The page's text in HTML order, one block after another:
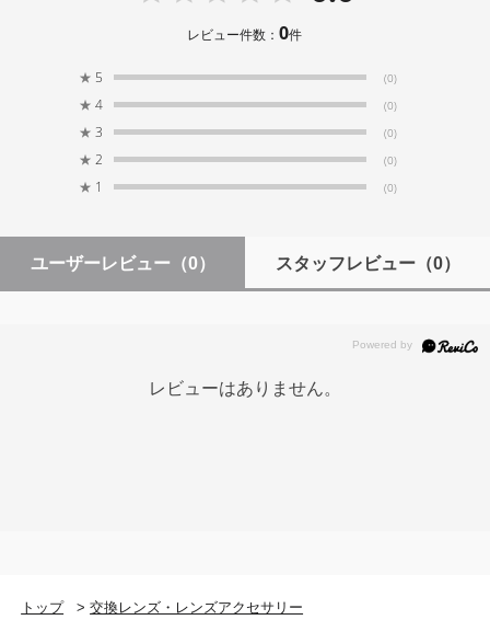
レビュー件数：0件
★ 5 (0)
★ 4 (0)
★ 3 (0)
★ 2 (0)
★ 1 (0)
ユーザーレビュー （0） スタッフレビュー（0）
レビューはありません。
トップ >交換レンズ・レンズアクセサリー